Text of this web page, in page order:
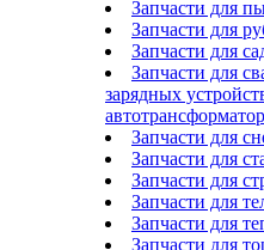
Запчасти для
Запчасти для
Запчасти для
Запчасти для
зарядных
Запчасти для
Запчасти для
Запчасти для
Запчасти для
Запчасти для
Запчасти для